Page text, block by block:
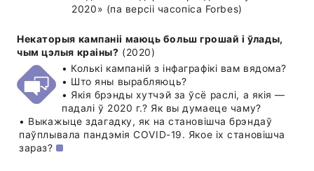
2020» (па версіі часопіса Forbes)
Некаторыя кампаніі маюць больш грошай і ўлады,
чым цэлыя краіны? (2020)
• Колькі кампаній з інфаграфікі вам вядома?
• Што яны вырабляюць?
• Якія брэнды хутчэй за ўсё раслі, а якія —
падалі ў 2020 г.? Як вы думаеце чаму?
• Выкажыце здагадку, як на становішча брэндаў
паўплывала пандэміяCOVID-19. Якое іх становішча
зараз?